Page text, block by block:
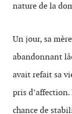
nature de la
Un jour, sa
abandonnant
avait refait sa
pris
chance de